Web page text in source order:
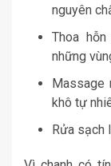
nguyên
Thoa
những
Massage
khô tự
Rửa sạch